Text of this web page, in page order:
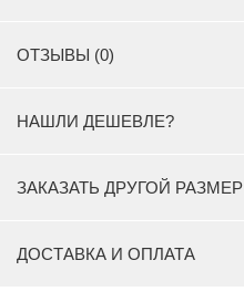
ОТЗЫВЫ (0)
НАШЛИ ДЕШЕВЛЕ?
ЗАКАЗАТЬ ДРУГОЙ РАЗМЕР
ДОСТАВКА И ОПЛАТА